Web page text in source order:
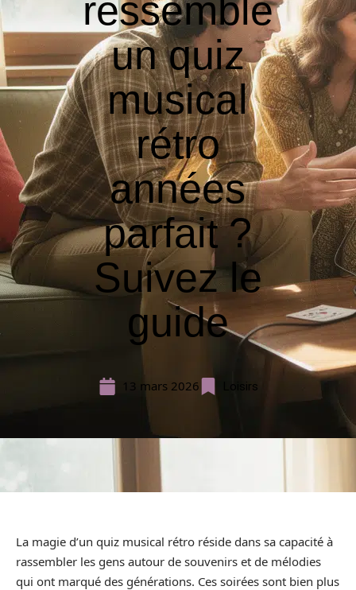
ressemble
un quiz
musical
rétro
années
parfait ?
Suivez le
guide
13 mars 2026 Loisirs
La magie d’un quiz musical rétro réside dans sa capacité à
rassembler les gens autour de souvenirs et de mélodies
qui ont marqué des générations. Ces soirées sont bien plus